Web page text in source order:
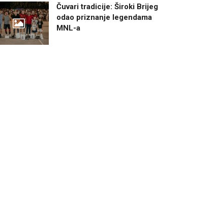
Čuvari tradicije: Široki Brijeg
odao priznanje legendama
MNL-a